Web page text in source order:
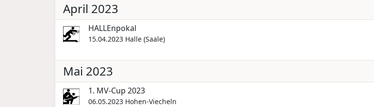
April 2023
HALLEnpokal
15.04.2023 Halle (Saale)
Mai 2023
1. MV-Cup 2023
06.05.2023 Hohen-Viecheln